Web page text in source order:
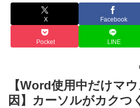
X Facebook
Pocket LINE
【Word使用中だけマ
因】カーソルがカクつ